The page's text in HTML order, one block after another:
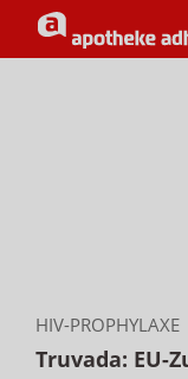
HIV-PROPHYLAXE
Truvada: EU-